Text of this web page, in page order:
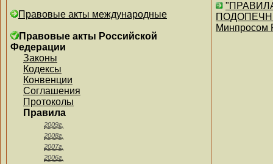
Правовые акты международные
Правовые акты Российской
Федерации
Законы
Кодексы
Конвенции
Соглашения
Протоколы
Правила
2009г.
2008г.
2007г.
2006г.
Минпросом